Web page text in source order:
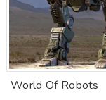
World Of Robots